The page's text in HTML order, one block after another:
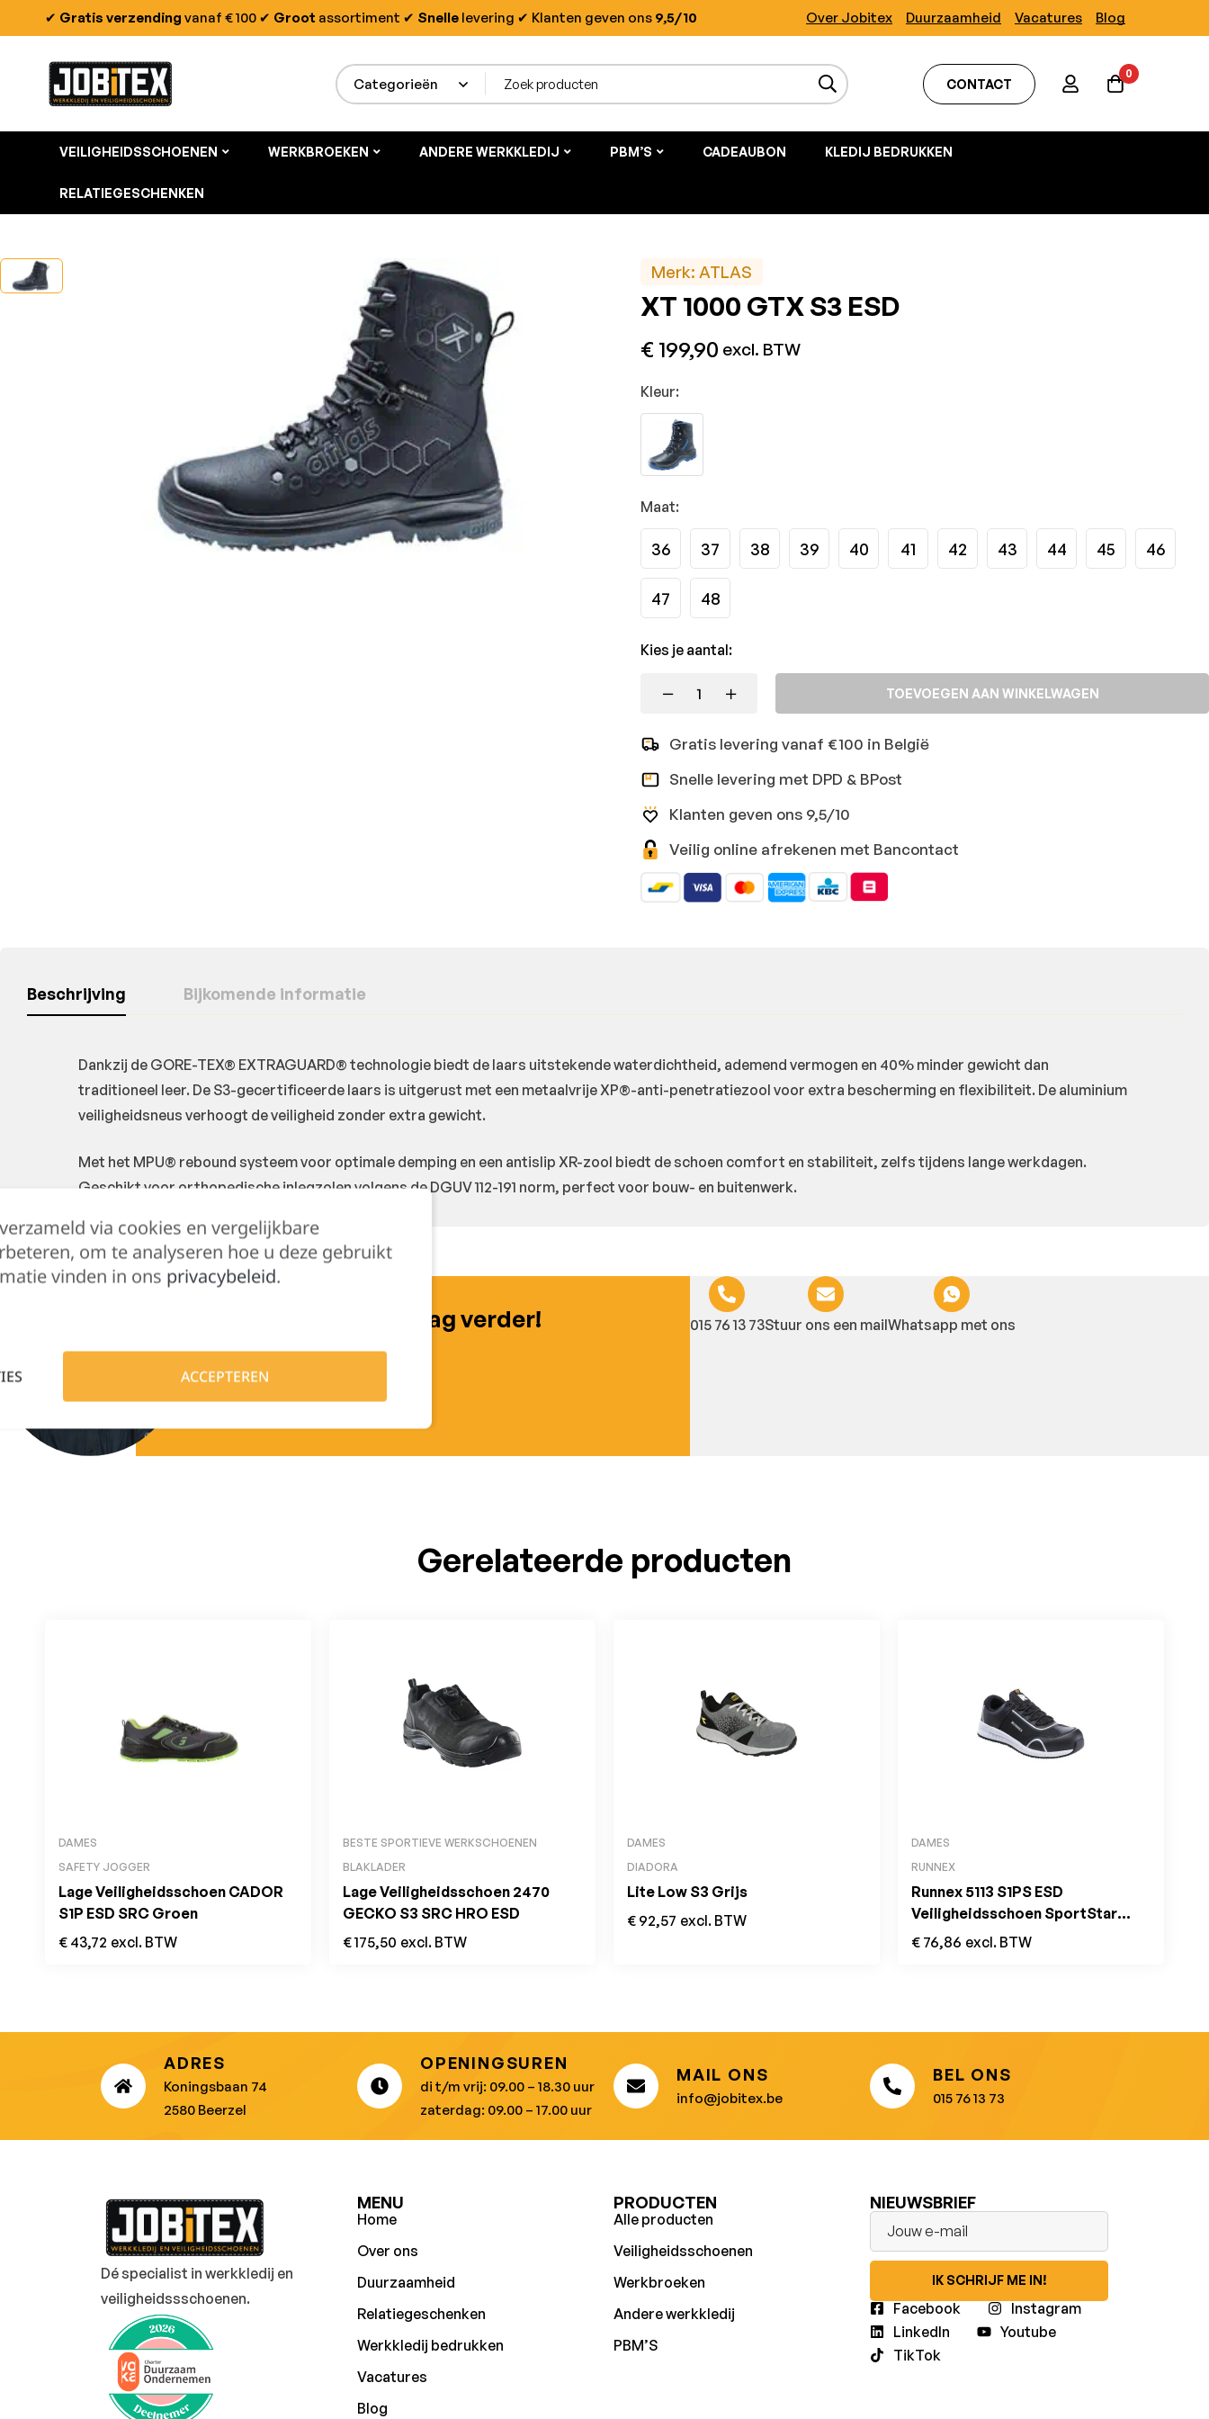
✔ Gratis verzending vanaf € 100 ✔ Groot assortiment ✔ Snelle levering ✔ Klanten geven ons 9,5/10 Over Jobitex Duurzaamheid Vacatures Blog
CONTACT
0
VEILIGHEIDSSCHOENEN WERKBROEKEN ANDERE WERKKLEDIJ PBM’S CADEAUBON KLEDIJ BEDRUKKEN
RELATIEGESCHENKEN
Merk: ATLAS
XT 1000 GTX S3 ESD
€ 199,90 excl. BTW
Kleur:
Maat:
36 37 38 39 40 41 42 43 44 45 46
47 48
Kies je aantal:
TOEVOEGEN AAN WINKELWAGEN
Gratis levering vanaf €100 in België
Snelle levering met DPD & BPost
Klanten geven ons 9,5/10
Veilig online afrekenen met Bancontact
Beschrijving Bijkomende informatie
Dankzij de GORE-TEX® EXTRAGUARD® technologie biedt de laars uitstekende waterdichtheid, ademend vermogen en 40% minder gewicht dan
traditioneel leer. De S3-gecertificeerde laars is uitgerust met een metaalvrije XP®-anti-penetratiezool voor extra bescherming en flexibiliteit. De aluminium
veiligheidsneus verhoogt de veiligheid zonder extra gewicht.
Met het MPU® rebound systeem voor optimale demping en een antislip XR-zool biedt de schoen comfort en stabiliteit, zelfs tijdens lange werkdagen.
Geschikt voor orthopedische inlegzolen volgens de DGUV 112-191 norm, perfect voor bouw- en buitenwerk.
Hulp nodig?
Lennert helpt je graag verder! 015 76 13 73Stuur ons een mailWhatsapp met ons
Gerelateerde producten
DAMES
SAFETY JOGGER
Lage Veiligheidsschoen CADOR
S1P ESD SRC Groen
€ 43,72 excl. BTW
BESTE SPORTIEVE WERKSCHOENEN
BLAKLADER
Lage Veiligheidsschoen 2470
GECKO S3 SRC HRO ESD
€175,50 excl. BTW
DAMES
DIADORA
Lite Low S3 Grijs
€ 92,57 excl. BTW
DAMES
RUNNEX
Runnex 5113 S1PS ESD
Veiligheidsschoen SportStar
Laag Zwart
€ 76,86 excl. BTW
ADRES
Koningsbaan 74
2580 Beerzel
OPENINGSUREN
di t/m vrij: 09.00 – 18.30 uur
zaterdag: 09.00 – 17.00 uur
MAIL ONS
info@jobitex.be
BEL ONS
015 76 13 73
Dé specialist in werkkledij en
veiligheidssschoenen.
MENU
Home
Over ons
Duurzaamheid
Relatiegeschenken
Werkkledij bedrukken
Vacatures
Blog
PRODUCTEN
Alle producten
Veiligheidsschoenen
Werkbroeken
Andere werkkledij
PBM’S
NIEUWSBRIEF
IK SCHRIJF ME IN!
Facebook
Instagram
LinkedIn
Youtube
TikTok
via cookies en vergelijkbare
om te analyseren hoe u deze gebruikt
vinden in ons privacybeleid.
ACCEPTEREN